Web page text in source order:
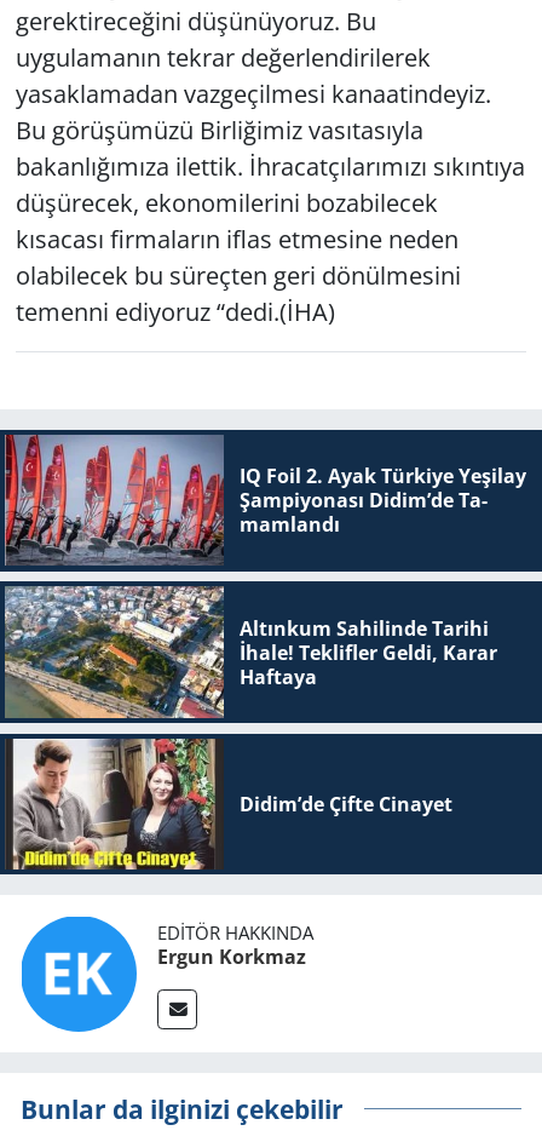
gerektireceğini düşünüyoruz. Bu
uygulamanın tekrar değerlendirilerek
yasaklamadan vazgeçilmesi kanaatindeyiz.
Bu görüşümüzü Birliğimiz vasıtasıyla
bakanlığımıza ilettik. İhracatçılarımızı sıkıntıya
düşürecek, ekonomilerini bozabilecek
kısacası firmaların iflas etmesine neden
olabilecek bu süreçten geri dönülmesini
temenni ediyoruz “dedi.(İHA)
IQ Foil 2. Ayak Tür­ki­ye Ye­şi­lay
Şam­pi­yo­na­sı Didim’de Ta­
mam­lan­dı
Altınkum Sahilinde Tarihi
İhale! Teklifler Geldi, Karar
Haftaya
Didim’de Çifte Ci­na­yet
EDITÖR HAKKINDA
Ergun Korkmaz
Bunlar da ilginizi çekebilir